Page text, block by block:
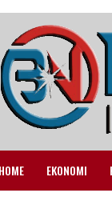
HOME EKONOMI